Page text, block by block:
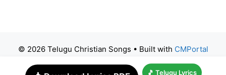
© 2026 Telugu Christian Songs • Built with CMPortal
🎵 Telugu Lyrics